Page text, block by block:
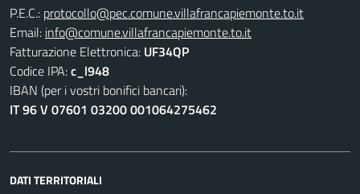
P.E.C.: protocollo@pec.comune.villafrancapiemonte.to.it
Email: info@comune.villafrancapiemonte.to.it
Fatturazione Elettronica: UF34QP
Codice IPA:c_l948
IBAN (per i vostri bonifici bancari):
IT 96 V 07601 03200 001064275462
DATI TERRITORIALI